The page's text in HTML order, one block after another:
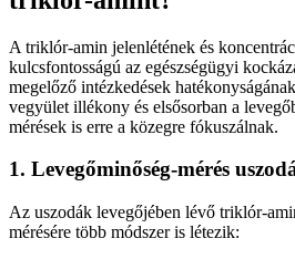
A triklór-amin jelenlétének és
kulcsfontosságú az egészségügyi
megelőző intézkedések
vegyület illékony és elsősorban a
mérések is erre a közegre fókuszálnak.
1. Levegőminőség-mérés
Az uszodák levegőjében lévő triklór-
mérésére több módszer is létezik: